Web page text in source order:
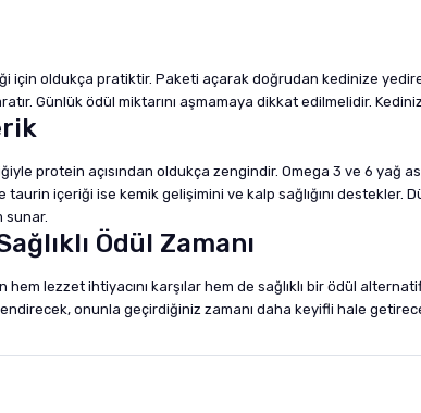
için oldukça pratiktir. Paketi açarak doğrudan kedinize
Günlük ödül miktarını aşmamaya dikkat edilmelidir.
protein açısından oldukça zengindir. Omega 3 ve 6
taurin içeriği ise kemik gelişimini ve kalp sağlığını
sunar.
Ödül Zamanı
hem lezzet ihtiyacını karşılar hem de sağlıklı bir ödül
onunla geçirdiğiniz zamanı daha keyifli hale